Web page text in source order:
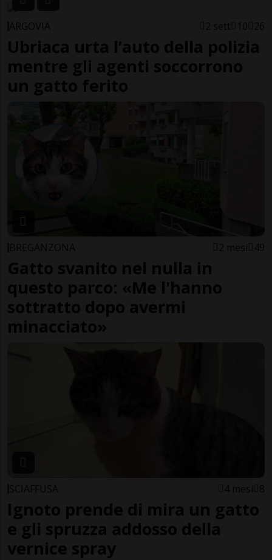
ARGOVIA 2 sett 10 26
Ubriaca urta l’auto della polizia
mentre gli agenti soccorrono
un gatto ferito
BREGANZONA 2 mesi 49
Gatto svanito nel nulla in
questo parco: «Me l'hanno
sottratto dopo avermi
minacciato»
SCIAFFUSA 4 mesi 8
Ignoto prende di mira un gatto
e gli spruzza addosso della
vernice spray